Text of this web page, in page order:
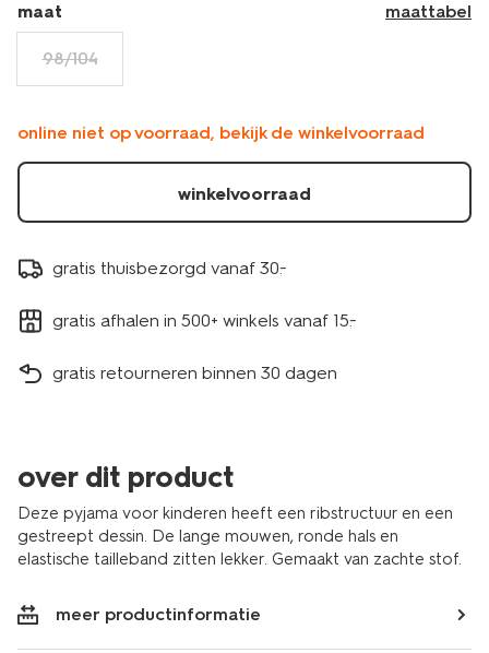
maat maattabel
98/104
online niet op voorraad, bekijk de winkelvoorraad
winkelvoorraad
gratis thuisbezorgd vanaf 30.-
gratis afhalen in 500+ winkels vanaf 15.-
gratis retourneren binnen 30 dagen
over dit product
Deze pyjama voor kinderen heeft een ribstructuur en een
gestreept dessin. De lange mouwen, ronde hals en
elastische tailleband zitten lekker. Gemaakt van zachte stof.
meer productinformatie